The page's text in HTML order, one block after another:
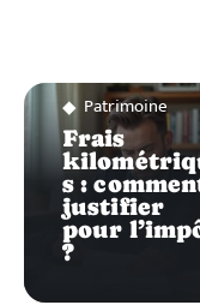
Patrimoine
Frais
s :
justifier
pour
?